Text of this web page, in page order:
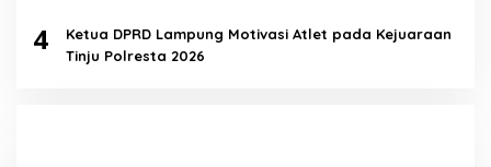
4
Ketua DPRD Lampung Motivasi Atlet pada Kejuaraan
Tinju Polresta 2026